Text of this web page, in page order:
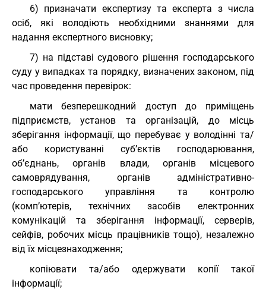
6) призначати експертизу та експерта з числа
осіб, які володіють необхідними знаннями для
надання експертного висновку;
7) на підставі судового рішення господарського
суду у випадках та порядку, визначених законом, під
час проведення перевірок:
мати безперешкодний доступ до приміщень
підприємств, установ та організацій, до місць
зберігання інформації, що перебуває у володінні та/
або користуванні суб’єктів господарювання,
об’єднань, органів влади, органів місцевого
самоврядування, органів адміністративно-
господарського управління та контролю
(комп’ютерів, технічних засобів електронних
комунікацій та зберігання інформації, серверів,
сейфів, робочих місць працівників тощо), незалежно
від їх місцезнаходження;
копіювати та/або одержувати копії такої
інформації;